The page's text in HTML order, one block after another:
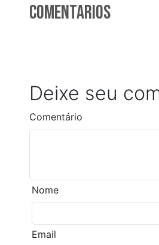
Comentarios
Deixe seu
Comentário
Nome
Email